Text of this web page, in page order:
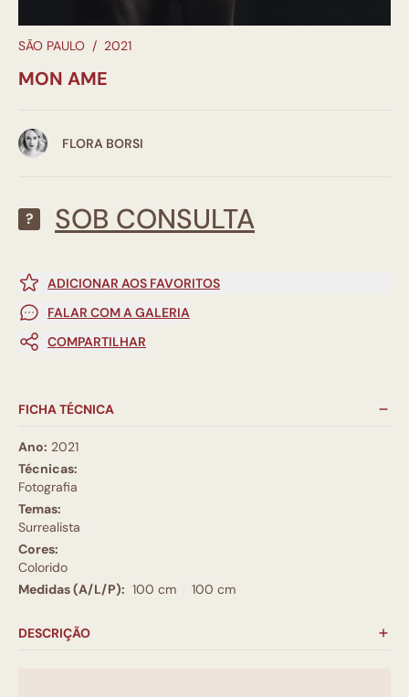
SÃO PAULO / 2021
MON AME
FLORA BORSI
? SOB CONSULTA
ADICIONAR AOS FAVORITOS
FALAR COM A GALERIA
COMPARTILHAR
FICHA TÉCNICA
Ano: 2021
Técnicas:
Fotografia
Temas:
Surrealista
Cores:
Colorido
Medidas (A/L/P): 100 cm 100 cm
DESCRIÇÃO